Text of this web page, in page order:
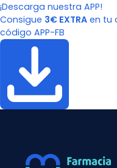
¡Descarga nuestra APP!
Consigue 3€ EXTRA en tu
código APP-FB